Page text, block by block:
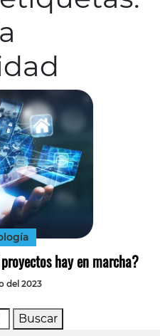
hay en marcha?
del 2023
Buscar